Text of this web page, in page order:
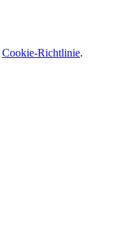
Cookie-Richtlinie.